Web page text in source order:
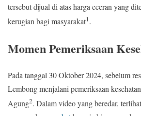
tersebut dijual di atas harga eceran yang
kerugian bagi masyarakat1.
Momen Pemeriksaan
Pada tanggal 30 Oktober 2024, sebelum
Lembong menjalani pemeriksaan
Agung2. Dalam video yang beredar,